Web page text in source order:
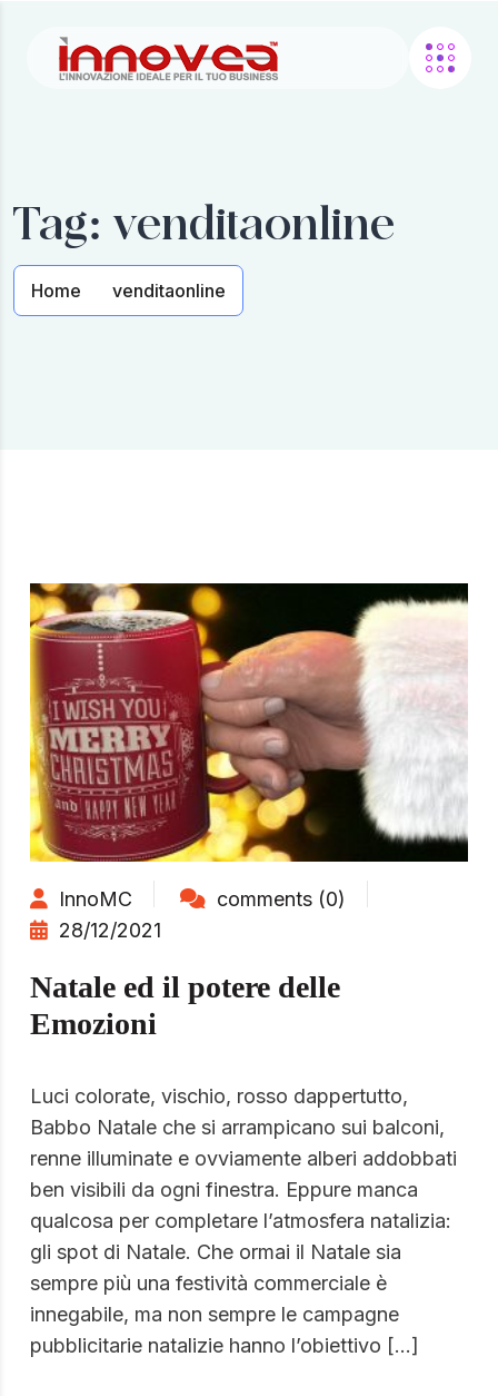
Tag:venditaonline
Home venditaonline
InnoMC
comments (0)
28/12/2021
Natale ed il potere delle
Emozioni
Luci colorate, vischio, rosso dappertutto,
Babbo Natale che si arrampicano sui balconi,
renne illuminate e ovviamente alberi addobbati
ben visibili da ogni finestra. Eppure manca
qualcosa per completare l’atmosfera natalizia:
gli spot di Natale. Che ormai il Natale sia
sempre più una festività commerciale è
innegabile, ma non sempre le campagne
pubblicitarie natalizie hanno l’obiettivo […]